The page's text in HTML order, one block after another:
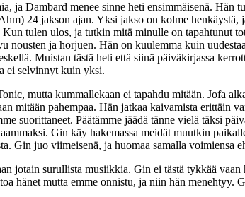
ja Dambard menee sinne heti ensimmäisenä. Hän
24 jakson ajan. Yksi jakso on kolme
tulen ulos, ja tutkin mitä minulle on tapahtunut
nousten ja horjuen. Hän on kuulemma kuin
Muistan tästä heti että siinä päiväkirjassa
ei selvinnyt kuin yksi.
mutta kummallekaan ei tapahdu mitään. Jofa
mitään pahempaa. Hän jatkaa kaivamista erittäin
suorittaneet. Päätämme jäädä tänne vielä täksi
Gin käy hakemassa meidät muutkin
Gin juo viimeisenä, ja huomaa samalla voimiensa
jotain surullista musiikkia. Gin ei tästä tykkää
hänet mutta emme onnistu, ja niin hän menehtyy.